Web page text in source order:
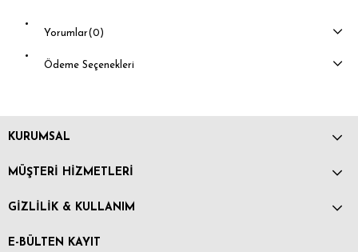
Yorumlar(0)
Ödeme Seçenekleri
KURUMSAL
MÜŞTERİ HİZMETLERİ
GİZLİLİK & KULLANIM
E-BÜLTEN KAYIT